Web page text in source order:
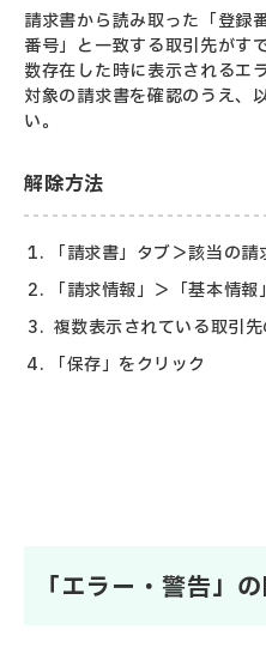
請求書から読み取った「登録
番号」と一致する取引先がす
数存在した時に表示されるエラ
対象の請求書を確認のうえ、
い。
解除方法
「請求書」タブ＞該当の
「請求情報」＞「基本情
複数表示されている取引
「保存」をクリック
「エラー・警告」